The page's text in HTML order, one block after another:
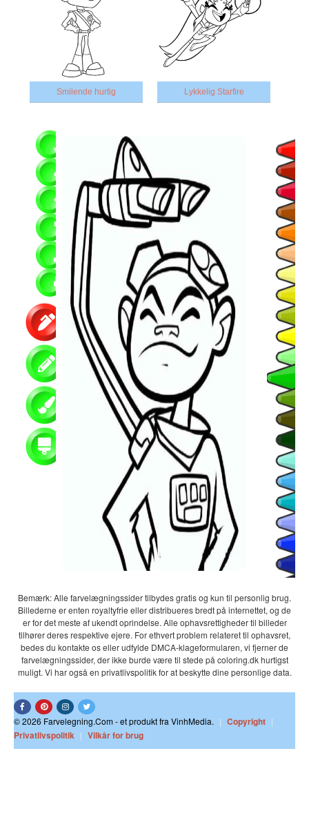
Smilende hurtig Lykkelig Starfire
Bemærk: Alle farvelægningssider tilbydes gratis og kun til personlig brug.
Billederne er enten royaltyfrie eller distribueres bredt på internettet, og de
er for det meste af ukendt oprindelse. Alle ophavsrettigheder til billeder
tilhører deres respektive ejere. For ethvert problem relateret til ophavsret,
bedes du kontakte os eller udfylde DMCA-klageformularen, vi fjerner de
farvelægningssider, der ikke burde være til stede på coloring.dk hurtigst
muligt. Vi har også en privatlivspolitik for at beskytte dine personlige data.
© 2026 Farvelegning.Com - et produkt fra VinhMedia. | Copyright |
Privatlivspolitik | Vilkår for brug